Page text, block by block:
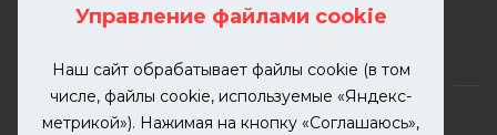
Управление файлами cookie
Наш сайт обрабатывает файлы cookie (в том
числе, файлы cookie, используемые «Яндекс-
метрикой»). Нажимая на кнопку «Соглашаюсь»,